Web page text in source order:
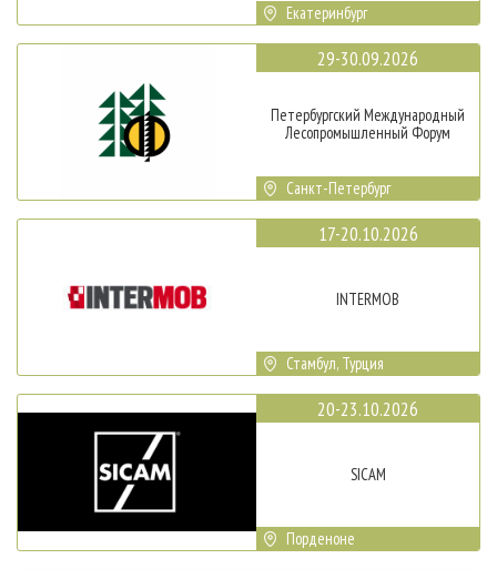
Екатеринбург
29-30.09.2026
Петербургский Международный
Лесопромышленный Форум
Санкт-Петербург
17-20.10.2026
INTERMOB
Стамбул, Турция
20-23.10.2026
SICAM
Порденоне